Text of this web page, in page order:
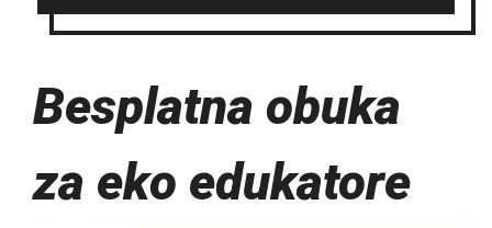
Besplatna obuka
za eko edukatore